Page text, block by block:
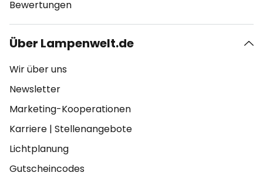
Bewertungen
Über Lampenwelt.de
Wir über uns
Newsletter
Marketing-Kooperationen
Karriere | Stellenangebote
Lichtplanung
Gutscheincodes